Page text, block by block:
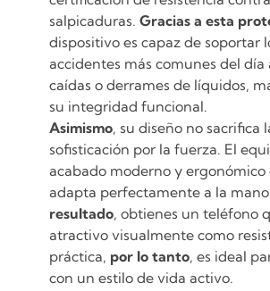
salpicaduras. Gracias a esta
dispositivo es capaz de soportar
accidentes más comunes del día
caídas o derrames de líquidos,
su integridad funcional.
Asimismo, su diseño no sacrifica
sofisticación por la fuerza. El
acabado moderno y ergonómico
adapta perfectamente a la mano.
resultado, obtienes un teléfono
atractivo visualmente como
práctica, por lo tanto, es ideal
con un estilo de vida activo.